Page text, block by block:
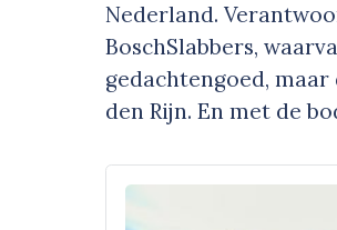
Nederland.
BoschSlabbers,
gedachtengoed,
den Rijn. En met de